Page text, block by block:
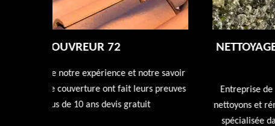
NETTOYAGE DÉMOUSSAGE DE TOITURE
Entreprise de nettoyage de toiture 72 Sarthe nous
nettoyons et rénovons votre toiture avec nos produits
spécialisée dans l'entretien de votre toiture devis